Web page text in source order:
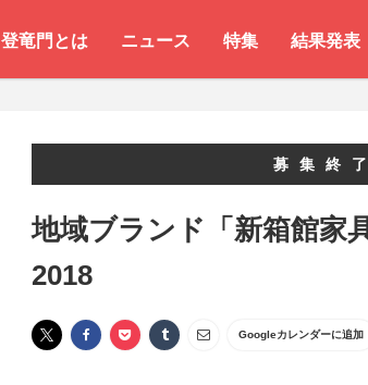
登竜門とは ニュース 特集 結果発表
募集終了
地域ブランド「新箱館家
2018
Googleカレンダーに追加